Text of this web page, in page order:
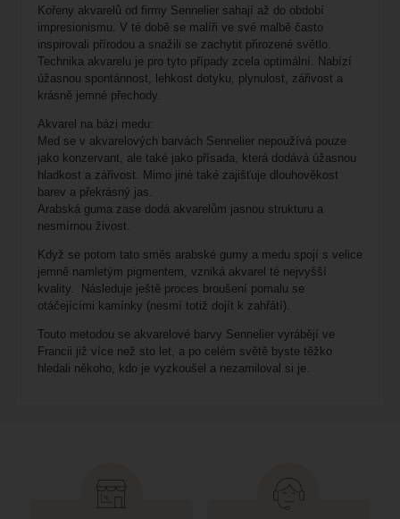
Kořeny akvarelů od firmy Sennelier sahají až do období
impresionismu. V té době se malíři ve své malbě často
inspirovali přírodou a snažili se zachytit přirozené světlo.
Technika akvarelu je pro tyto případy zcela optimální. Nabízí
úžasnou spontánnost, lehkost dotyku, plynulost, zářivost a
krásně jemné přechody.
Akvarel na bázi medu:
Med se v akvarelových barvách Sennelier nepoužívá pouze
jako konzervant, ale také jako přísada, která dodává úžasnou
hladkost a zářivost. Mimo jiné také zajišťuje dlouhověkost
barev a překrásný jas.
Arabská guma zase dodá akvarelům jasnou strukturu a
nesmírnou živost.
Když se potom tato směs arabské gumy a medu spojí s velice
jemně namletým pigmentem, vzniká akvarel té nejvyšší
kvality. Následuje ještě proces broušení pomalu se
otáčejícími kamínky (nesmí totiž dojít k zahřátí).
Touto metodou se akvarelové barvy Sennelier vyrábějí ve
Francii již více než sto let, a po celém světě byste těžko
hledali někoho, kdo je vyzkoušel a nezamiloval si je.